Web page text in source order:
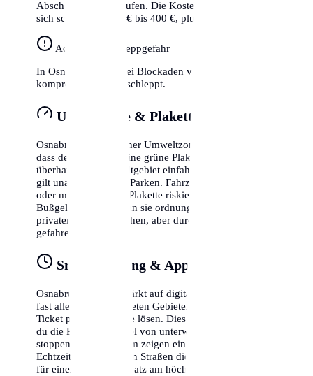
Abschleppdienst gerufen. Die Kosten hierfür belaufen
sich schnell auf 250 € bis 400 €, plus das Bußgeld.
Achtung Abschleppgefahr
In Osnabrück wird bei Blockaden von Rettungswegen
kompromisslos abgeschleppt.
Umweltzone & Plakette
Osnabrück liegt in einer Umweltzone. Das bedeutet,
dass dein Fahrzeug eine grüne Plakette benötigt, um
überhaupt in das Stadtgebiet einfahren zu dürfen. Dies
gilt unabhängig vom Parken. Fahrzeuge ohne Plakette
oder mit gelber/roter Plakette riskieren hohe
Bußgelder, selbst wenn sie ordnungsgemäß auf einem
privaten Parkplatz stehen, aber durch die Zone
gefahren sind.
Smart Parking & Apps
Osnabrück setzt verstärkt auf digitale Lösungen. In
fast allen bewirtschafteten Gebieten kannst du dein
Ticket per Smartphone lösen. Dies hat den Vorteil, dass
du die Parkzeit flexibel von unterwegs verlängern oder
stoppen kannst. Zudem zeigen einige Apps bereits in
Echtzeit an, in welchen Straßen die Wahrscheinlichkeit
für einen freien Parkplatz am höchsten ist.